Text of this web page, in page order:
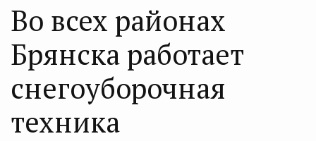
Во всех районах
Брянска работает
снегоуборочная
техника